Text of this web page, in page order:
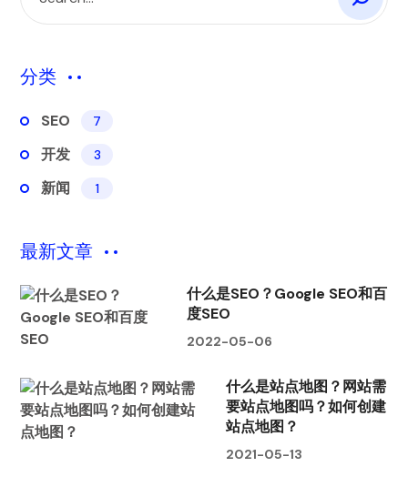
分类
SEO 7
开发 3
新闻 1
最新文章
什么是SEO？Google SEO和百
度SEO
2022-05-06
什么是站点地图？网站需
要站点地图吗？如何创建
站点地图？
2021-05-13